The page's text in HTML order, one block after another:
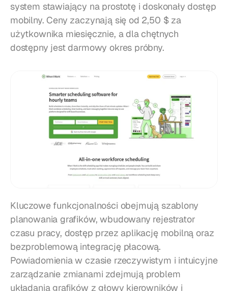
system stawiający na prostotę i doskonały dostęp
mobilny. Ceny zaczynają się od 2,50 $ za
użytkownika miesięcznie, a dla chętnych
dostępny jest darmowy okres próbny.
Kluczowe funkcjonalności obejmują szablony
planowania grafików, wbudowany rejestrator
czasu pracy, dostęp przez aplikację mobilną oraz
bezproblemową integrację płacową.
Powiadomienia w czasie rzeczywistym i intuicyjne
zarządzanie zmianami zdejmują problem
układania grafików z głowy kierowników i